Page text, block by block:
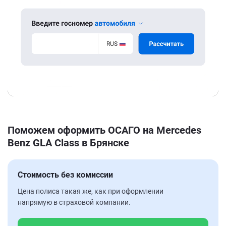
Поможем оформить ОСАГО на Mercedes
Benz GLA Class в Брянске
Стоимость без комиссии
Цена полиса такая же, как при оформлении
напрямую в страховой компании.